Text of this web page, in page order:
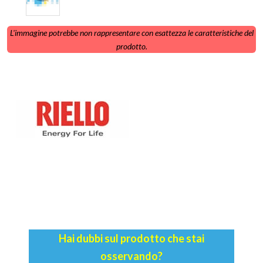
L'immagine potrebbe non rappresentare con esattezza le caratteristiche del
prodotto.
Hai dubbi sul prodotto che stai
osservando?